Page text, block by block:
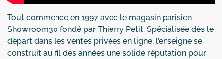
Tout commence en 1997 avec le magasin parisien
Showroom30 fondé par Thierry Petit. Spécialisée dès le
départ dans les ventes privées en ligne, l’enseigne se
construit au fil des années une solide réputation pour